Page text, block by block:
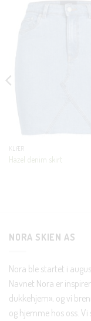
KLÆR
Hazel denim skirt
NORA SKIEN AS
Nora ble startet i
Navnet Nora er
dukkehjem», og vi
og hjemme hos oss.